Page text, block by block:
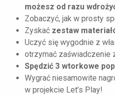
możesz od razu
Zobaczyć, jak w prosty
Zyskać zestaw
Uczyć się wygodnie z
otrzymać zaświadczenie
Spędzić 3 wtorkowe
Wygrać niesamowite
w projekcie Let’s Play!